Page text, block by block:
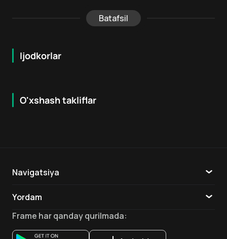
Batafsil
Ijodkorlar
O'xshash takliflar
18 + 6.2
Navigatsiya
Yordam
Aloqa
Ilovalar
Frame har qanday qurilmada: